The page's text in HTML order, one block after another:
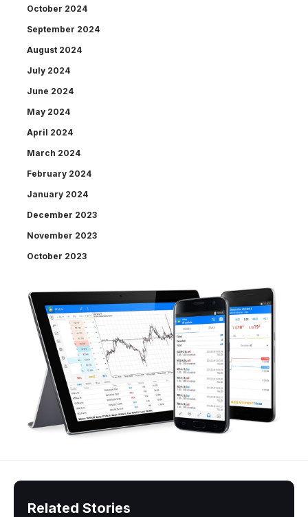
October 2024
September 2024
August 2024
July 2024
June 2024
May 2024
April 2024
March 2024
February 2024
January 2024
December 2023
November 2023
October 2023
Related Stories